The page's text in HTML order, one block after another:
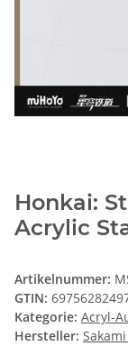
Honkai:
Acrylic
Artikelnummer:
GTIN:
Kategorie: Acryl-
Hersteller: